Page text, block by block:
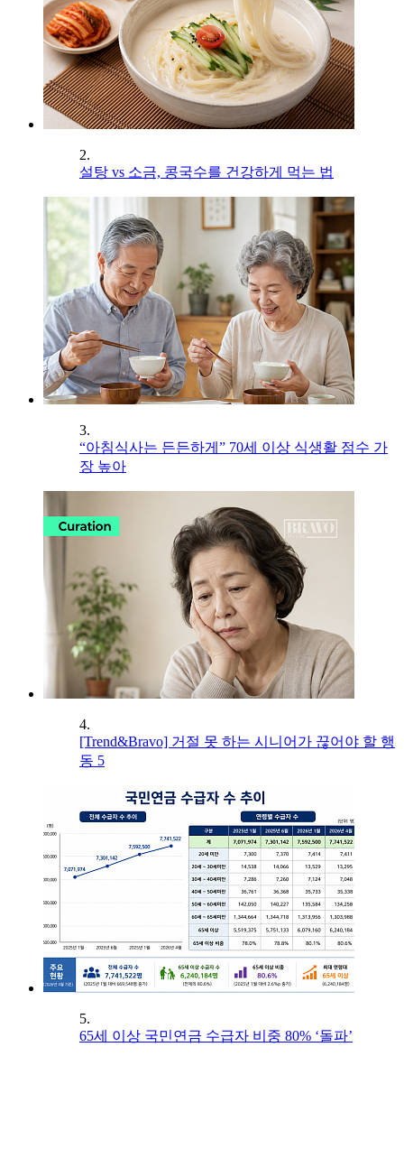
2.
설탕 vs 소금, 콩국수를 건강하게 먹는 법
3.
“아침식사는 든든하게” 70세 이상 식생활 점수 가
장 높아
4.
[Trend&Bravo] 거절 못 하는 시니어가 끊어야 할 행
동 5
5.
65세 이상 국민연금 수급자 비중 80% ‘돌파’